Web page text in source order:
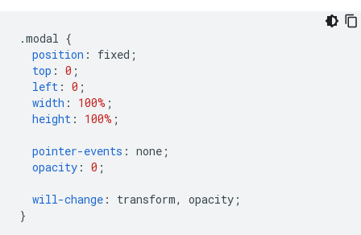
.modal {
position : fixed ;
top : 0 ;
left : 0 ;
width : 100% ;
height : 100% ;
pointer-events : none ;
opacity : 0 ;
will-change : transform, opacity ;
}